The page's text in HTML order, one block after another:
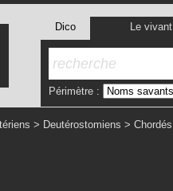
Dico Le vivant
Périmètre :
> Deutérostomiens > Chordés